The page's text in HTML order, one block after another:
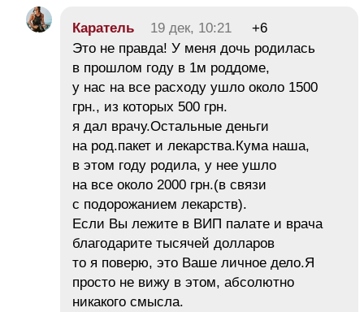
Каратель 19 дек, 10:21
+6
Это не правда! У меня дочь родилась
в прошлом году в 1м роддоме,
у нас на все расходу ушло около 1500
грн., из которых 500 грн.
я дал врачу.Остальные деньги
на род.пакет и лекарства.Кума наша,
в этом году родила, у нее ушло
на все около 2000 грн.(в связи
с подорожанием лекарств).
Если Вы лежите в ВИП палате и врача
благодарите тысячей долларов
то я поверю, это Ваше личное дело.Я
просто не вижу в этом, абсолютно
никакого смысла.